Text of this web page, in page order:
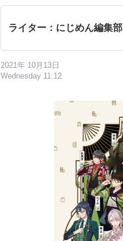
ライター：にじめん編集部
2021年 10月13日
Wednesday 11:12